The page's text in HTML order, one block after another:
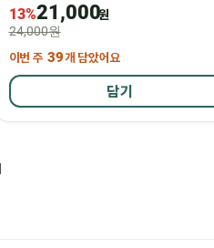
13%21,000원
24,000원
이번 주 39개 담았어요
담기